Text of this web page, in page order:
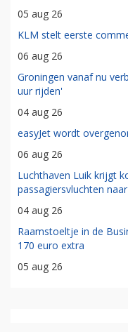
05 aug 26
KLM stelt eerste
06 aug 26
Groningen vanaf nu
uur rijden'
04 aug 26
easyJet wordt
06 aug 26
Luchthaven Luik krijgt
passagiersvluchten
04 aug 26
Raamstoeltje in de
170 euro extra
05 aug 26